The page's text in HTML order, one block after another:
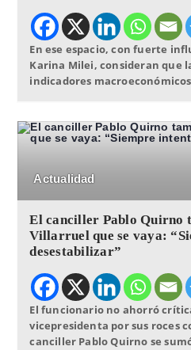
En ese espacio, con fuerte
Karina Milei, consideran que
indicadores
Actualidad
El canciller Pablo Quirno
Villarruel que se vaya:
desestabilizar”
El funcionario no ahorró
vicepresidenta por sus roces
canciller Pablo Quirno se